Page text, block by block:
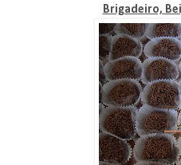
Brigadeiro,